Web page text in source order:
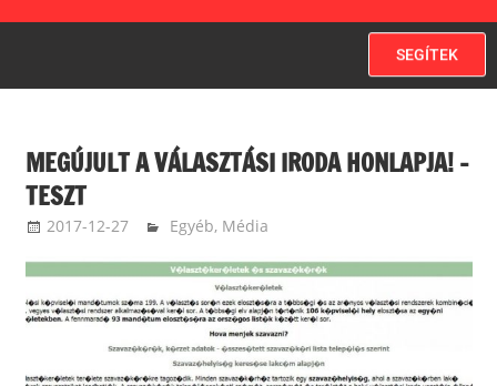
SEGÍTEK
MEGÚJULT A VÁLASZTÁSI IRODA HONLAPJA! –
TESZT
2017-12-27 kovacsandrea
Egyéb, Média